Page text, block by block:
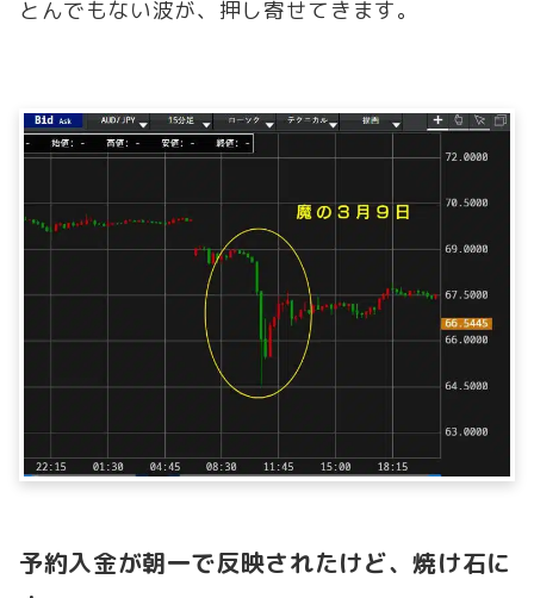
とんでもない波が、押し寄せてきます。
予約入金が朝一で反映されたけど、焼け石に